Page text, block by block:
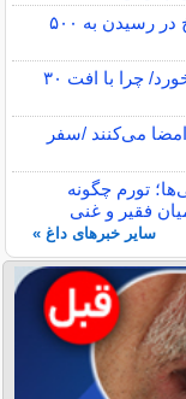
«مرد عنکبوتی: روزی نو»؛ سریع‌ترین فیلم تاریخ در رسیدن به ۵۰۰
گوشت ۴ هزار تومانی این‌گونه میلیونی قیمت خورد/ چرا با افت ۳۰
می‌کنند /سفر
تورم چگونه
سایر خبرهای داغ »